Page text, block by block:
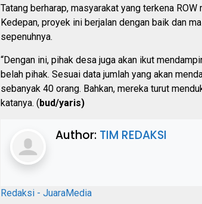
Tatang berharap, masyarakat yang terkena ROW
Kedepan, proyek ini berjalan dengan baik dan
sepenuhnya.
“Dengan ini, pihak desa juga akan ikut
belah pihak. Sesuai data jumlah yang akan
sebanyak 40 orang. Bahkan, mereka turut
katanya. (bud/yaris)
Author: TIM REDAKSI
Redaksi - JuaraMedia